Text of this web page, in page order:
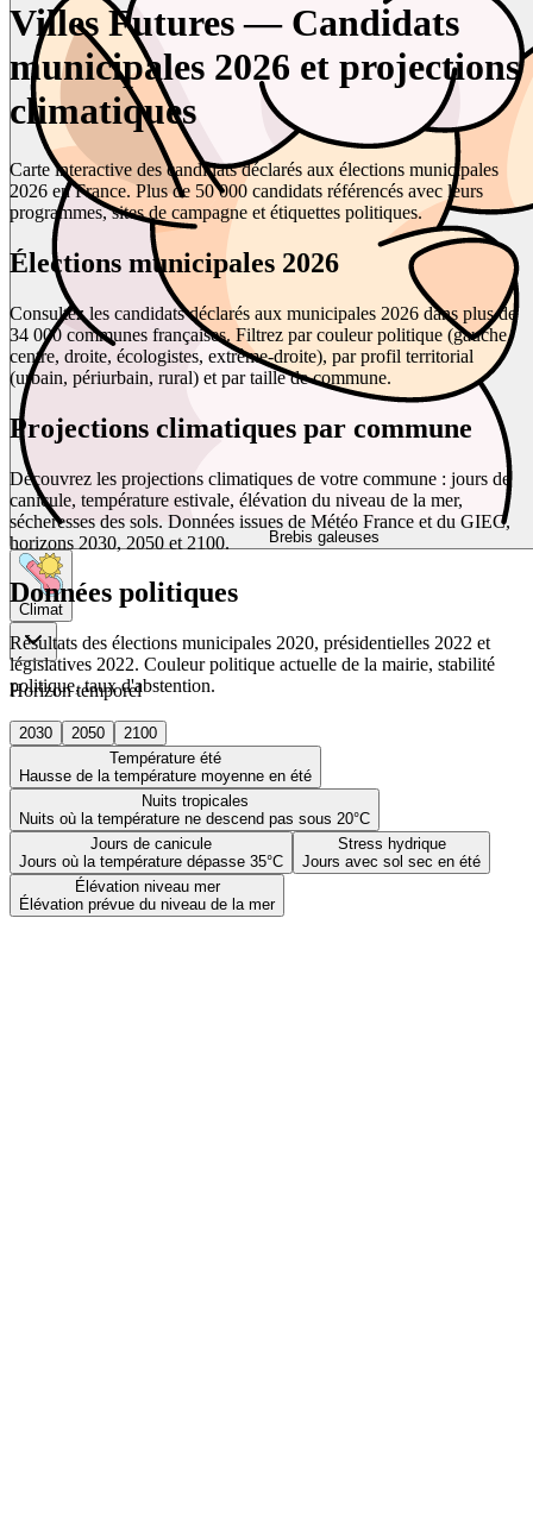
Brebis galeuses
Climat
Horizon temporel
2030 2050
2100
Température été
Hausse de la température moyenne en été
Nuits tropicales
Nuits où la température ne descend pas sous 20°C
Jours de canicule
Jours où la température dépasse 35°C
Stress hydrique
Jours avec sol sec en été
Élévation niveau mer
Élévation prévue du niveau de la mer
Villes Futures — Candidats
municipales 2026 et projections
climatiques
Carte interactive des candidats déclarés aux élections municipales
2026 en France. Plus de 50 000 candidats référencés avec leurs
programmes, sites de campagne et étiquettes politiques.
Élections municipales 2026
Consultez les candidats déclarés aux municipales 2026 dans plus de
34 000 communes françaises. Filtrez par couleur politique (gauche,
centre, droite, écologistes, extrême-droite), par profil territorial
(urbain, périurbain, rural) et par taille de commune.
Projections climatiques par commune
Découvrez les projections climatiques de votre commune : jours de
canicule, température estivale, élévation du niveau de la mer,
sécheresses des sols. Données issues de Météo France et du GIEC,
horizons 2030, 2050 et 2100.
Données politiques
Résultats des élections municipales 2020, présidentielles 2022 et
législatives 2022. Couleur politique actuelle de la mairie, stabilité
politique, taux d'abstention.